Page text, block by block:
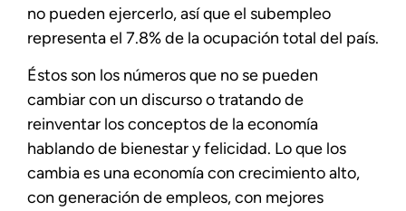
no pueden ejercerlo, así que el subempleo
representa el 7.8% de la ocupación total del país.
Éstos son los números que no se pueden
cambiar con un discurso o tratando de
reinventar los conceptos de la economía
hablando de bienestar y felicidad. Lo que los
cambia es una economía con crecimiento alto,
con generación de empleos, con mejores